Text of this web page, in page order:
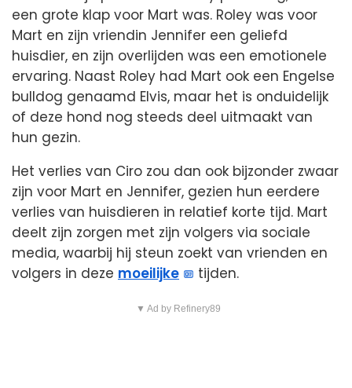
een grote klap voor Mart was. Roley was voor
Mart en zijn vriendin Jennifer een geliefd
huisdier, en zijn overlijden was een emotionele
ervaring. Naast Roley had Mart ook een Engelse
bulldog genaamd Elvis, maar het is onduidelijk
of deze hond nog steeds deel uitmaakt van
hun gezin.
Het verlies van Ciro zou dan ook bijzonder zwaar
zijn voor Mart en Jennifer, gezien hun eerdere
verlies van huisdieren in relatief korte tijd. Mart
deelt zijn zorgen met zijn volgers via sociale
media, waarbij hij steun zoekt van vrienden en
volgers in deze moeilijke tijden.
▼ Ad by Refinery89